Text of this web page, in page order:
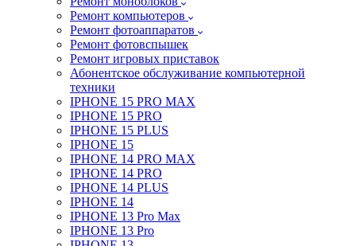
Ремонт компьютеров
Ремонт фотоаппаратов
Ремонт фотовспышек
Ремонт игровых приставок
Абонентское обслуживание компьютерной
техники
IPHONE 15 PRO MAX
IPHONE 15 PRO
IPHONE 15 PLUS
IPHONE 15
IPHONE 14 PRO MAX
IPHONE 14 PRO
IPHONE 14 PLUS
IPHONE 14
IPHONE 13 Pro Max
IPHONE 13 Pro